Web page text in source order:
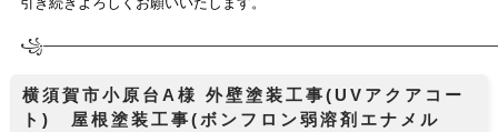
꧁───────────────────────────────────────────
横須賀市小原台A様 外壁塗装工事(UVアクアコー
ト) 屋根塗装工事(ボンフロン弱溶剤エナメル